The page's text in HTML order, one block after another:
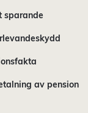
sparande
av pension